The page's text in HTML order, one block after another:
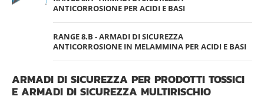
ANTICORROSIONE PER ACIDI E BASI
RANGE 8.B - ARMADI DI SICUREZZA
ANTICORROSIONE IN MELAMMINA PER ACIDI E BASI
ARMADI DI SICUREZZA PER PRODOTTI TOSSICI
E ARMADI DI SICUREZZA MULTIRISCHIO